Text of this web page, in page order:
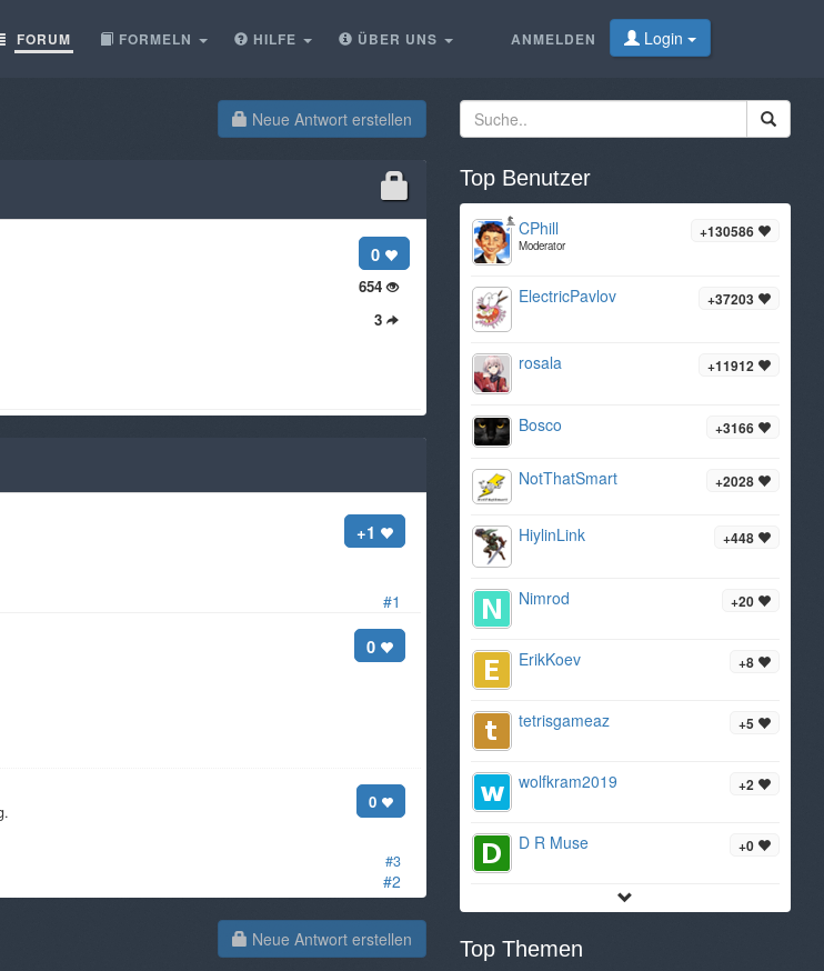
ANMELDEN Login
FORUM FORMELN HILFE ÜBER UNS
Neue Antwort erstellen
0
654
3
#1
+1
#2
0
#3
0
Neue Antwort erstellen
Top Benutzer
+130586
CPhill
Moderator
+37203
ElectricPavlov
+11912
rosala
+3166
Bosco
+2028
NotThatSmart
+448
HiylinLink
+20
Nimrod
+8
ErikKoev
+5
tetrisgameaz
+2
wolfkram2019
+0
D R Muse
Top Themen